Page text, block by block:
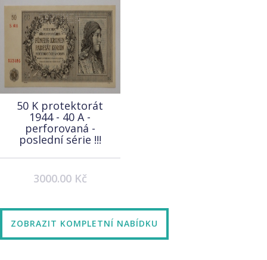
50 K protektorát
1944 - 40 A -
perforovaná -
poslední série !!!
3000.00 Kč
ZOBRAZIT KOMPLETNÍ NABÍDKU